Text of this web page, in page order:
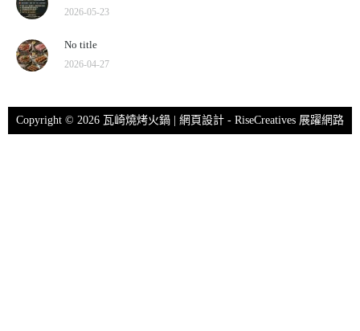
2026-05-23
No title
2026-04-27
Copyright © 2026 瓦崎燒烤火鍋 | 網頁設計 - RiseCreatives 展躍網路